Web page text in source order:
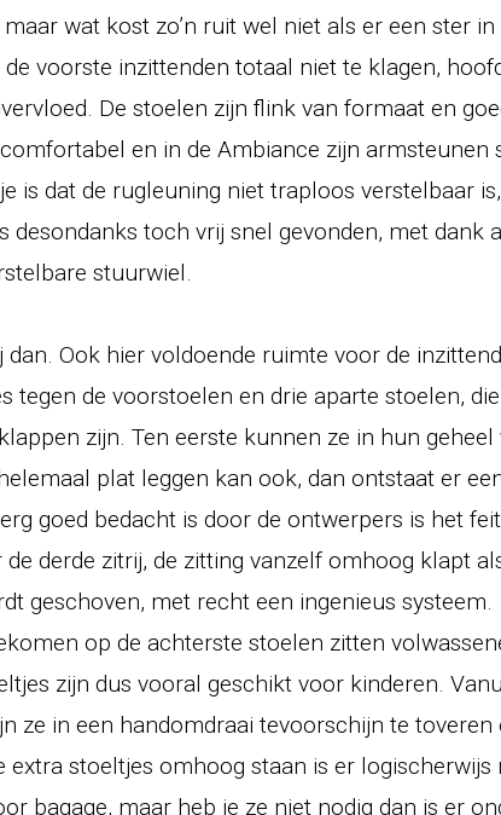
wat kost zo’n ruit wel niet als er een ster in
voorste inzittenden totaal niet te klagen,
De stoelen zijn flink van formaat en
en in de Ambiance zijn armsteunen
is dat de rugleuning niet traploos verstelbaar
desondanks toch vrij snel gevonden, met dank
stuurwiel.
dan. Ook hier voldoende ruimte voor de
tegen de voorstoelen en drie aparte stoelen,
zijn. Ten eerste kunnen ze in hun geheel
plat leggen kan ook, dan ontstaat er
goed bedacht is door de ontwerpers is het
derde zitrij, de zitting vanzelf omhoog klapt
geschoven, met recht een ingenieus systeem.
op de achterste stoelen zitten
zijn dus vooral geschikt voor kinderen.
ze in een handomdraai tevoorschijn te toveren
extra stoeltjes omhoog staan is er logischerwijs
bagage, maar heb je ze niet nodig dan is er